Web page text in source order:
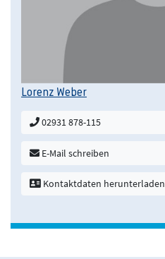
Lorenz Weber
02931 878-115
E-Mail schreiben
Kontaktdaten herunterladen